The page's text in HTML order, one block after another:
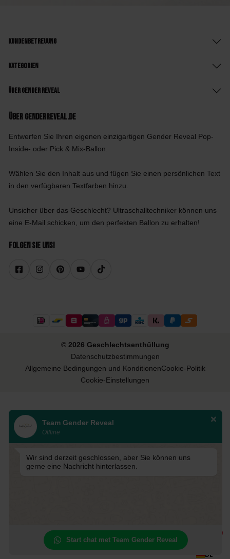
Kundenbetreuung
Kategorien
Über Gender Reveal
Über GenderReveal.de
Entwerfen Sie Ihren eigenen einzigartigen Gender Reveal Pop-
Inside- oder Pick & Mix-Ballon.
Wählen Sie den Inhalt aus und fügen Sie einen persönlichen Text
in den verfügbaren Textfarben hinzu.
Unsicher über das Geschlecht? Ultraschalltechniker können uns
eine E-Mail schicken, um den perfekten Ballon zu erhalten!
Folgen Sie uns!
© 2026 Geschlechtsenthüllung
Datenschutzbestimmungen
Allgemeine Bedingungen und KonditionenCookie-Politik
Cookie-Einstellungen
Team Gender Reveal
Offline
Wir sind derzeit geschlossen, aber Sie können uns
gerne eine Nachricht hinterlassen.
Start chat met Team Gender Reveal
DE